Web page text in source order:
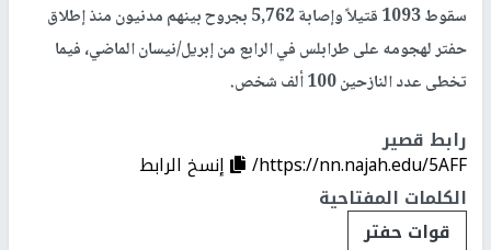
سقوط 1093 قتيلاً وإصابة 5,762 بجروح بينهم مدنيون منذ إطلاق
حفتر لهجومه على طرابلس في الرابع من إبريل/نيسان الماضي، فيما
تخطى عدد النازحين 100 ألف شخص.
رابط قصير
https://nn.najah.edu/5AFF/
إنسخ الرابط
الكلمات المفتاحية
قوات حفتر